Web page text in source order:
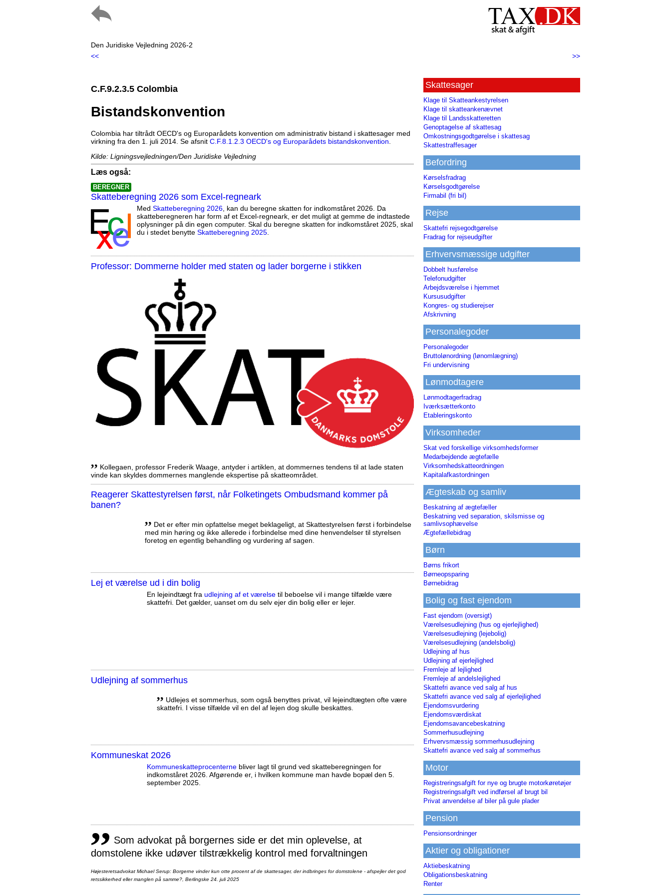
Den Juridiske Vejledning 2026-2
<<
>>
C.F.9.2.3.5 Colombia
Bistandskonvention
Colombia har tiltrådt OECD's og Europarådets konvention om administrativ bistand i skattesager med
virkning fra den 1. juli 2014. Se afsnit C.F.8.1.2.3 OECD's og Europarådets bistandskonvention
Kilde: Ligningsvejledningen/Den Juridiske Vejledning
Læs også:
BEREGNER
Skatteberegning 2026 som Excel-regneark
Med Skatteberegning 2026 , kan du beregne skatten for indkomståret 2026. Da
skatteberegneren har form af et Excel-regneark, er det muligt at gemme de indtastede
oplysninger på din egen computer. Skal du beregne skatten for indkomståret 2025, skal
du i stedet benytte Skatteberegning 2025
Professor: Dommerne holder med staten og lader borgerne i stikken
,, Kollegaen, professor Frederik Waage, antyder i artiklen, at dommernes tendens til at lade staten
vinde kan skyldes dommernes manglende ekspertise på skatteområdet.
Reagerer Skattestyrelsen først, når Folketingets Ombudsmand kommer på
banen?
,, Det er efter min opfattelse meget beklageligt, at Skattestyrelsen først i forbindelse
med min høring og ikke allerede i forbindelse med dine henvendelser til styrelsen
foretog en egentlig behandling og vurdering af sagen.
Lej et værelse ud i din bolig
En lejeindtægt fra udlejning af et værelse til beboelse vil i mange tilfælde være
skattefri. Det gælder, uanset om du selv ejer din bolig eller er lejer.
Udlejning af sommerhus
,, Udlejes et sommerhus, som også benyttes privat, vil lejeindtægten ofte være
skattefri. I visse tilfælde vil en del af lejen dog skulle beskattes.
Kommuneskat 2026
Kommuneskatte­procenterne bliver lagt til grund ved skatteberegningen for
indkomståret 2026. Afgørende er, i hvilken kommune man havde bopæl den 5.
september 2025.
,, Som advokat på borgernes side er det min oplevelse, at
domstolene ikke udøver tilstrækkelig kontrol med forvaltningen
Højesteretsadvokat Michael Serup: Borgerne vinder kun otte procent af de skattesager, der indbringes for domstolene - afspejler det god
retssikkerhed eller manglen på samme?, Berlingske 24. juli 2025
Skattesager
Klage til Skatteankestyrelsen
Klage til skatteankenævnet
Klage til Landsskatteretten
Genoptagelse af skattesag
Omkostningsgodtgørelse i skattesag
Skattestraffesager
Befordring
Kørselsfradrag
Kørselsgodtgørelse
Firmabil (fri bil)
Rejse
Skattefri rejsegodtgørelse
Fradrag for rejseudgifter
Erhvervsmæssige udgifter
Dobbelt husførelse
Telefonudgifter
Arbejdsværelse i hjemmet
Kursusudgifter
Kongres- og studierejser
Afskrivning
Personalegoder
Personalegoder
Bruttolønordning (lønomlægning)
Fri undervisning
Lønmodtagere
Lønmodtagerfradrag
Iværksætterkonto
Etableringskonto
Virksomheder
Skat ved forskellige virksomhedsformer
Medarbejdende ægtefælle
Virksomhedskatteordningen
Kapitalafkastordningen
Ægteskab og samliv
Beskatning af ægtefæller
Beskatning ved separation, skilsmisse og
samlivsophævelse
Ægtefællebidrag
Børn
Børns frikort
Børneopsparing
Børnebidrag
Bolig og fast ejendom
Fast ejendom (oversigt)
Værelsesudlejning (hus og ejerlejlighed)
Værelsesudlejning (lejebolig)
Værelsesudlejning (andelsbolig)
Udlejning af hus
Udlejning af ejerlejlighed
Fremleje af lejlighed
Fremleje af andelslejlighed
Skattefri avance ved salg af hus
Skattefri avance ved salg af ejerlejlighed
Ejendomsvurdering
Ejendomsværdiskat
Ejendomsavancebeskatning
Sommerhusudlejning
Erhvervsmæssig sommerhusudlejning
Skattefri avance ved salg af sommerhus
Motor
Registreringsafgift for nye og brugte motorkøretøjer
Registreringsafgift ved indførsel af brugt bil
Privat anvendelse af biler på gule plader
Pension
Pensionsordninger
Aktier og obligationer
Aktiebeskatning
Obligationsbeskatning
Renter